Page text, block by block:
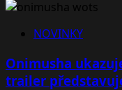
NOVINKY
Onimusha
trailer